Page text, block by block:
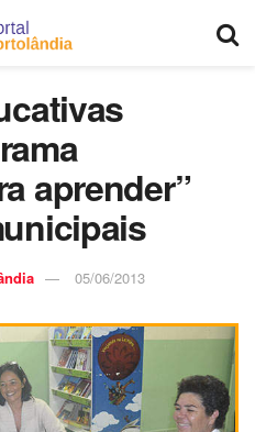
aprender”
05/06/2013